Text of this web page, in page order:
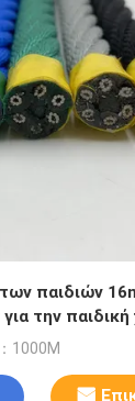
παιδιών
την παιδική
1000M